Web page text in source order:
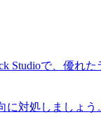
で、優れた
対処しましょう